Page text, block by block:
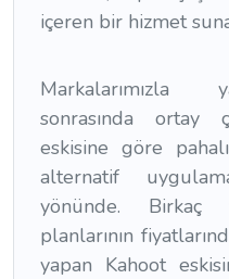
içeren bir hizmet
Markalarımızla
sonrasında ortay
eskisine göre
alternatif
yönünde. Birkaç
planlarının
yapan Kahoot